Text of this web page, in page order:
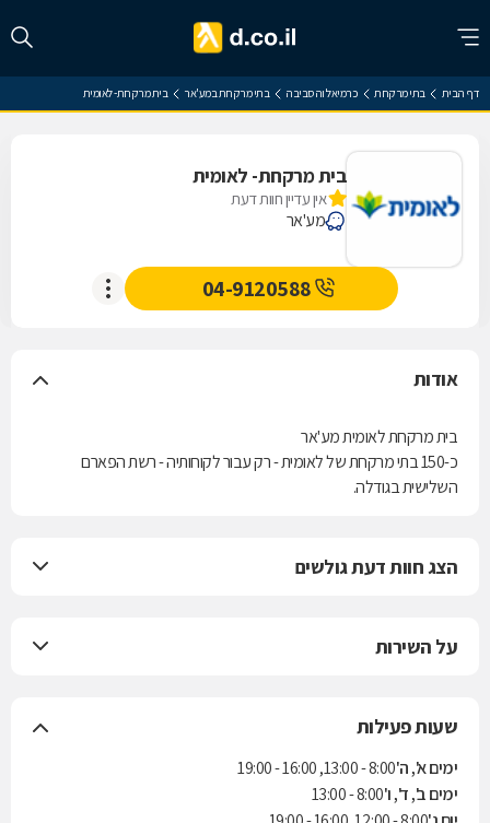
דף הבית בתי מרקחת כרמיאל והסביבה בתי מרקחת במע'אר בית מרקחת- לאומית
בית מרקחת- לאומית
אין עדיין חוות דעת
מע'אר
04-9120588
אודות
בית מרקחת לאומית מע'אר
כ-150 בתי מרקחת של לאומית - רק עבור לקוחותיה - רשת הפארם
השלישית בגודלה.
הצג חוות דעת גולשים
על השירות
שעות פעילות
ימים א', ה'8:00 - 13:00, 16:00 - 19:00
ימים ב', ד', ו'8:00 - 13:00